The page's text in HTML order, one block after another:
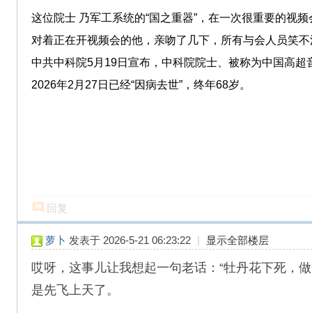
这位院士 乃军工系统的“国之重器”，在一次很重要的视
对着正在开视频会的他，亲吻了几下，所有与会人员笑
中共中科院5月19日宣布，中科院院士、被称为中国高
2026年2月27日已经“因病去世”，终年68岁。
回复
萝卜 发表于 2026-5-21 06:23:22 | 显示全部楼层
哎呀，这事儿让我想起一句老话：“牡丹花下死，
是先飞上天了。